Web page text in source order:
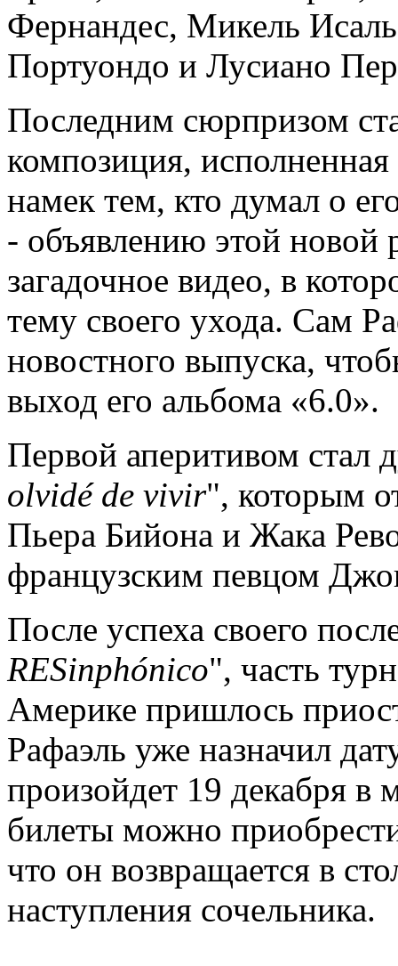
Фернандес, Микель
Портуондо и Лусиано
Последним сюрпризом
композиция,
намек тем, кто думал о
- объявлению этой новой
загадочное видео, в
тему своего ухода. Сам
новостного выпуска,
выход его альбома «6.0».
Первой аперитивом стал
olvidé de vivir", которым
Пьера Бийона и Жака
французским певцом
После успеха своего
RESinphónico", часть
Америке пришлось
Рафаэль уже назначил
произойдет 19 декабря в
билеты можно
что он возвращается в
наступления сочельника.